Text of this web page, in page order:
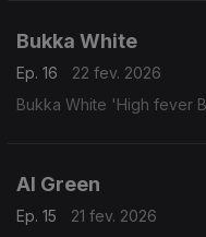
Bukka White
Ep. 16
22 fev. 2026
Bukka White 'High fever
Al Green
Ep. 15
21 fev. 2026